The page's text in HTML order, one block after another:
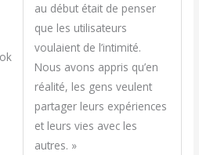
au début était de penser
que les utilisateurs
voulaient de l’intimité.
Nous avons appris qu’en
réalité, les gens veulent
partager leurs expériences
et leurs vies avec les
autres. »